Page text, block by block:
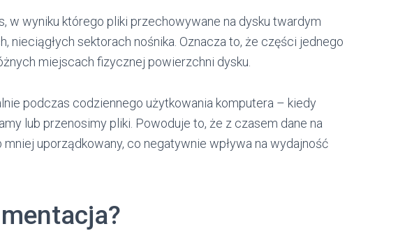
w wyniku którego pliki przechowywane na dysku twardym
nieciągłych sektorach nośnika. Oznacza to, że części jednego
miejscach fizycznej powierzchni dysku.
podczas codziennego użytkowania komputera – kiedy
lub przenosimy pliki. Powoduje to, że z czasem dane na
uporządkowany, co negatywnie wpływa na wydajność